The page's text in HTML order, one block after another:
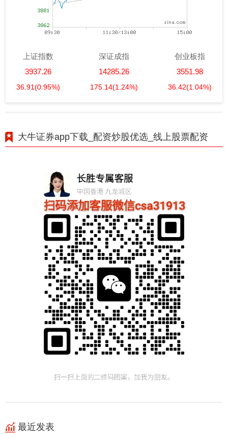
上证指数
3937.26
36.91(0.95%)
深证成指
14285.26
175.14(1.24%)
创业板指
3551.98
36.42(1.04%)
大牛证券app下载_配资炒股优选_线上股票配资
最近发表